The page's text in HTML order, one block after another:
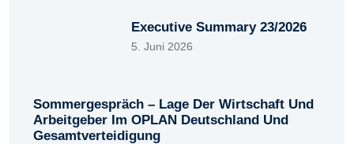
Executive Summary 23/2026
5. Juni 2026
Sommergespräch – Lage Der Wirtschaft Und
Arbeitgeber Im OPLAN Deutschland Und
Gesamtverteidigung